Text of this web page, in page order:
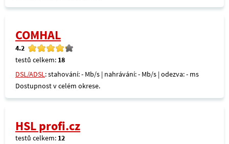
COMHAL
4.2
testů celkem: 18
DSL/ADSL: stahování: - Mb/s | nahrávání: - Mb/s | odezva: - ms
Dostupnost v celém okrese.
HSL profi.cz
testů celkem: 12